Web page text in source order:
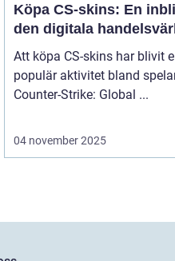
Köpa CS-skins: En
den digitala
Att köpa CS-skins har blivit
populär aktivitet bland
Counter-Strike: Global ...
04 november 2025